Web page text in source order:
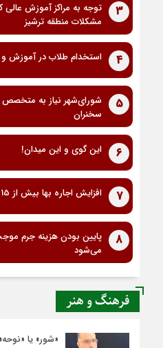
3
توجه به مراکز آموزش
مشکلات منطقه ترشیز
4 استخدام طلاب در آموزش و
5
شورای‌شهر نیاز به متخصص
سخنران
6 این گوی و این میدان!
7 افزایش اجاره بها بیش از 15 درصد ممنوع
8
پایین بودن هزینه جرم
می‌شود
فرهنگ و هنر
«شور» یا